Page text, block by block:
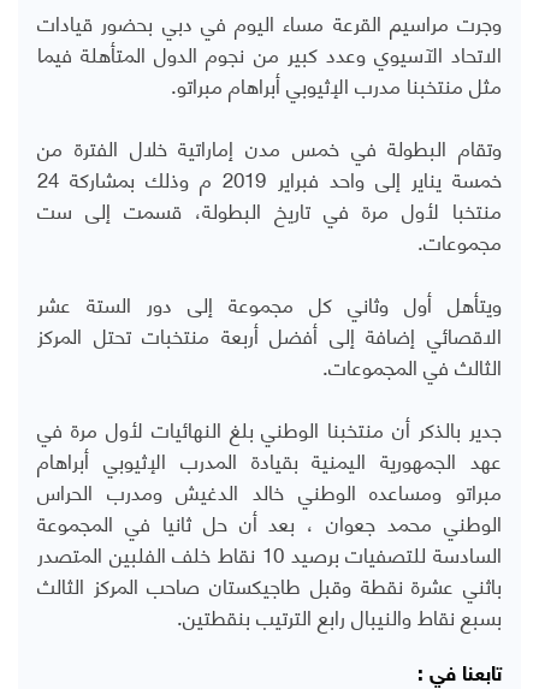
وجرت مراسيم القرعة مساء اليوم في دبي بحضور قيادات
الاتحاد الآسيوي وعدد كبير من نجوم الدول المتأهلة فيما
مثل منتخبنا مدرب الإثيوبي أبراهام مبراتو.
وتقام البطولة في خمس مدن إماراتية خلال الفترة من
خمسة يناير إلى واحد فبراير 2019 م وذلك بمشاركة 24
منتخبا لأول مرة في تاريخ البطولة، قسمت إلى ست
مجموعات.
ويتأهل أول وثاني كل مجموعة إلى دور الستة عشر
الاقصائي إضافة إلى أفضل أربعة منتخبات تحتل المركز
الثالث في المجموعات.
جدير بالذكر أن منتخبنا الوطني بلغ النهائيات لأول مرة في
عهد الجمهورية اليمنية بقيادة المدرب الإثيوبي أبراهام
مبراتو ومساعده الوطني خالد الدغيش ومدرب الحراس
الوطني محمد جعوان ، بعد أن حل ثانيا في المجموعة
السادسة للتصفيات برصيد 10 نقاط خلف الفلبين المتصدر
باثني عشرة نقطة وقبل طاجيكستان صاحب المركز الثالث
بسبع نقاط والنيبال رابع الترتيب بنقطتين.
تابعنا في :